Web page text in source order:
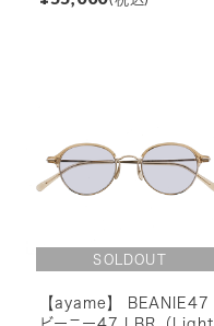
【ayame】 BEANIE47